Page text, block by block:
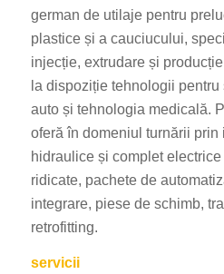
german de utilaje pentru
plastice și a cauciucului,
injecție, extrudare și
la dispoziție tehnologii pentru
auto și tehnologia medicală.
oferă în domeniul turnării prin
hidraulice și complet
ridicate, pachete de
integrare, piese de schimb,
retrofitting.
servicii